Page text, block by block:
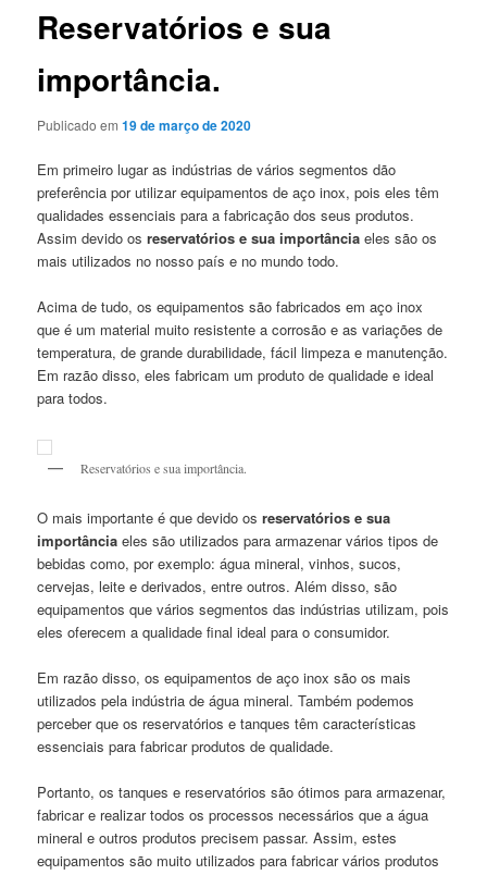
Reservatórios e sua
importância.
Publicado em19 de março de 2020
Em primeiro lugar as indústrias de vários segmentos dão
preferência por utilizar equipamentos de aço inox, pois eles têm
qualidades essenciais para a fabricação dos seus produtos.
Assim devido osreservatórios e sua importância eles são os
mais utilizados no nosso país e no mundo todo.
Acima de tudo, os equipamentos são fabricados em aço inox
que é um material muito resistente a corrosão e as variações de
temperatura, de grande durabilidade, fácil limpeza e manutenção.
Em razão disso, eles fabricam um produto de qualidade e ideal
para todos.
Reservatórios e sua importância.
O mais importante é que devido osreservatórios e sua
importância eles são utilizados para armazenar vários tipos de
bebidas como, por exemplo: água mineral, vinhos, sucos,
cervejas, leite e derivados, entre outros. Além disso, são
equipamentos que vários segmentos das indústrias utilizam, pois
eles oferecem a qualidade final ideal para o consumidor.
Em razão disso, os equipamentos de aço inox são os mais
utilizados pela indústria de água mineral. Também podemos
perceber que os reservatórios e tanques têm características
essenciais para fabricar produtos de qualidade.
Portanto, os tanques e reservatórios são ótimos para armazenar,
fabricar e realizar todos os processos necessários que a água
mineral e outros produtos precisem passar. Assim, estes
equipamentos são muito utilizados para fabricar vários produtos